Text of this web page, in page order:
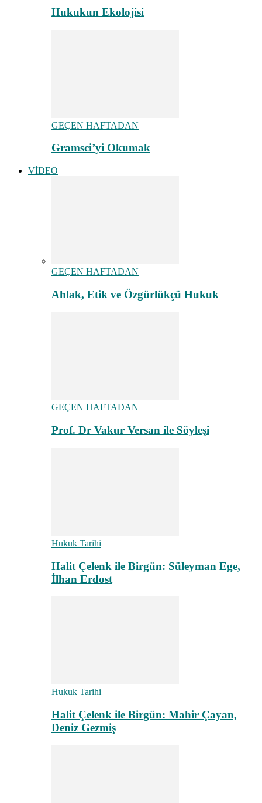
Hukukun Ekolojisi
GEÇEN HAFTADAN
Gramsci’yi Okumak
VİDEO
GEÇEN HAFTADAN
Ahlak, Etik ve Özgürlükçü Hukuk
GEÇEN HAFTADAN
Prof. Dr Vakur Versan ile Söyleşi
Hukuk Tarihi
Halit Çelenk ile Birgün: Süleyman Ege,
İlhan Erdost
Hukuk Tarihi
Halit Çelenk ile Birgün: Mahir Çayan,
Deniz Gezmiş